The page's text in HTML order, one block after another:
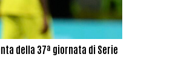
della 37ª giornata di Serie